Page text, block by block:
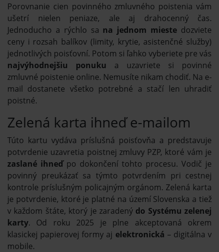
Porovnanie cien povinného zmluvného poistenia vám
ušetrí nielen peniaze, ale aj drahocenný čas.
Jednoducho a rýchlo sa na jednom mieste dozviete
ceny i rozsah balíkov (limity, krytie, asistenčné služby)
jednotlivých poisťovní. Potom si ľahko vyberiete pre vás
najvýhodnejšiu ponuku a uzavriete si povinné
zmluvné poistenie online. Nemusíte nikam chodiť. Na e-
mail dostanete všetko potrebné a stačí len uhradiť
poistné.
Zelená karta ihneď e-mailom
Túto kartu vydáva príslušná poisťovňa a predstavuje
potvrdenie uzavretia poistnej zmluvy PZP, ktoré vám je
zaslané ihneďpo dokončení tohto procesu. Vodič je
povinný preukázať sa týmto potvrdením pri cestnej
kontrole príslušným policajným orgánom. Zelená karta
je potvrdenie, ktoré je platné na území Slovenska a tiež
v každom štáte, ktorý je zaradený do Systému zelenej
karty. Od roku 2025 je plne akceptovaná okrem
klasickej papierovej formy aj elektronická – digitálna v
mobile.